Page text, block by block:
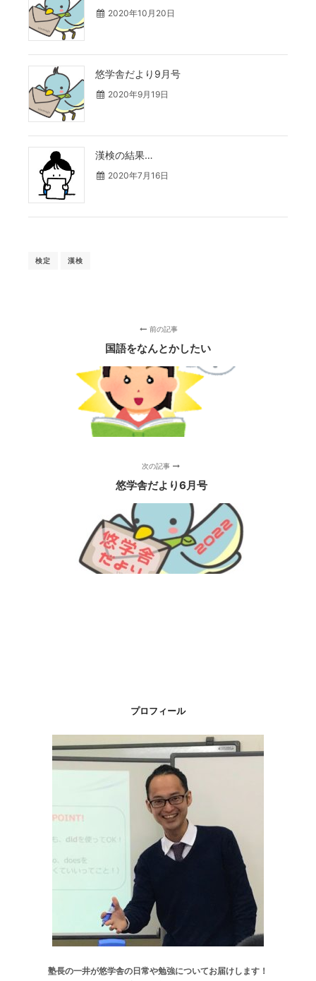
2020年10月20日
悠学舎だより9月号
2020年9月19日
漢検の結果…
2020年7月16日
検定 漢検
前の記事
国語をなんとかしたい
次の記事
悠学舎だより6月号
プロフィール
塾長の一井が悠学舎の日常や勉強についてお届けします！